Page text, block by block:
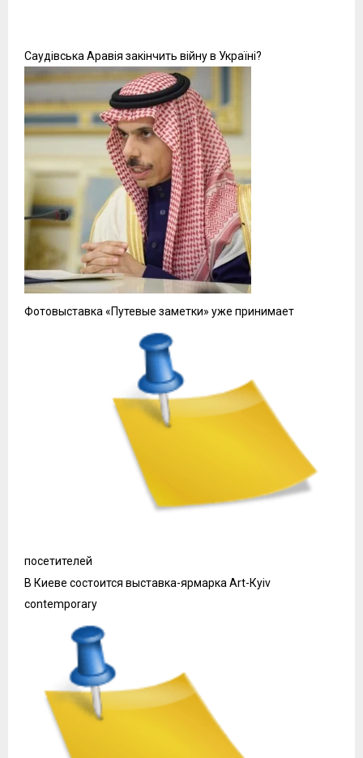
Саудівська Аравія закінчить війну в Україні?
Фотовыставка «Путевые заметки» уже принимает
посетителей
В Киеве состоится выставка-ярмарка Art-Кyiv
contemporary